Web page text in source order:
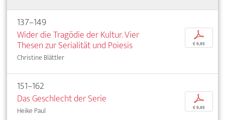
137–149
Wider die Tragödie der Kultur. Vier
Thesen zur Serialität und Poiesis
Christine Blättler
p
€ 9,95
151–162
Das Geschlecht der Serie
Heike Paul
p
€ 9,95